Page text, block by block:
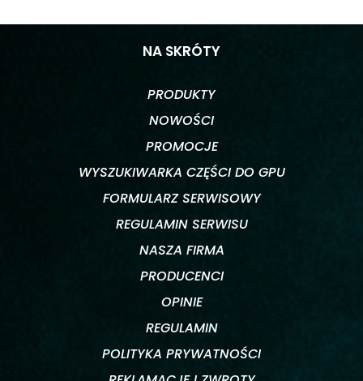
NA SKRÓTY
PRODUKTY
NOWOŚCI
PROMOCJE
WYSZUKIWARKA CZĘŚCI DO GPU
FORMULARZ SERWISOWY
REGULAMIN SERWISU
NASZA FIRMA
PRODUCENCI
OPINIE
REGULAMIN
POLITYKA PRYWATNOŚCI